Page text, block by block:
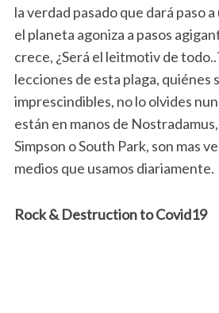
la verdad pasado que dará paso
el planeta agoniza a pasos
crece, ¿Será el leitmotiv de
lecciones de esta plaga, quiénes
imprescindibles, no lo olvides
están en manos de
Simpson o South Park, son mas
medios que usamos diariamente.
Rock & Destruction to Covid19